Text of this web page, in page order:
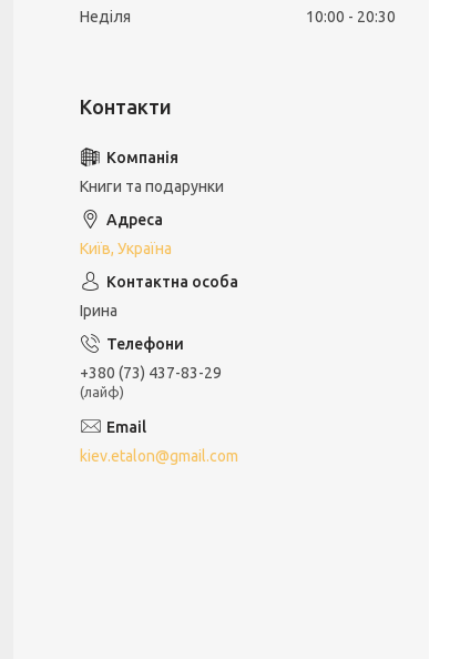
Неділя
10:00 20:30
Книги та подарунки
Київ, Україна
Iрина
+380 (73) 437-83-29
(лайф)
kiev.etalon@gmail.com